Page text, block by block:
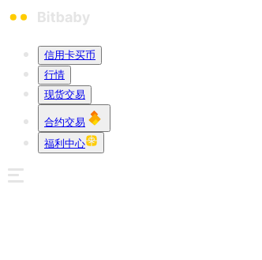
信用卡买币
行情
现货交易
合约交易
福利中心